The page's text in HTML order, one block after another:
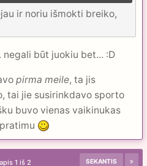
ir noriu išmokti breiko,
negali būt juokiu bet... :D
pirma meile, ta jis
tai jie susirinkdavo sporto
buvo vienas vaikinukas
SEKANTIS
1 iš 2